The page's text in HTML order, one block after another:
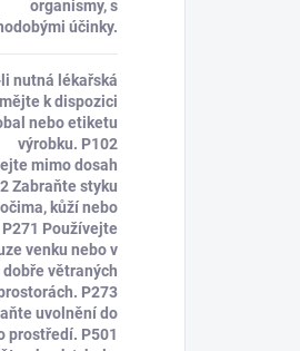
organismy, s
účinky.
nutná lékařská
k dispozici
nebo etiketu
výrobku. P102
mimo dosah
Zabraňte styku
kůží nebo
Používejte
venku nebo v
dobře větraných
P273
uvolnění do
prostředí. P501